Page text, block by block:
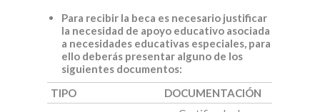
Para recibir la beca es necesario justificar
la necesidad de apoyo educativo asociada
a necesidades educativas especiales, para
ello deberás presentar alguno de los
siguientes documentos:
TIPO
DOCUMENTACIÓN